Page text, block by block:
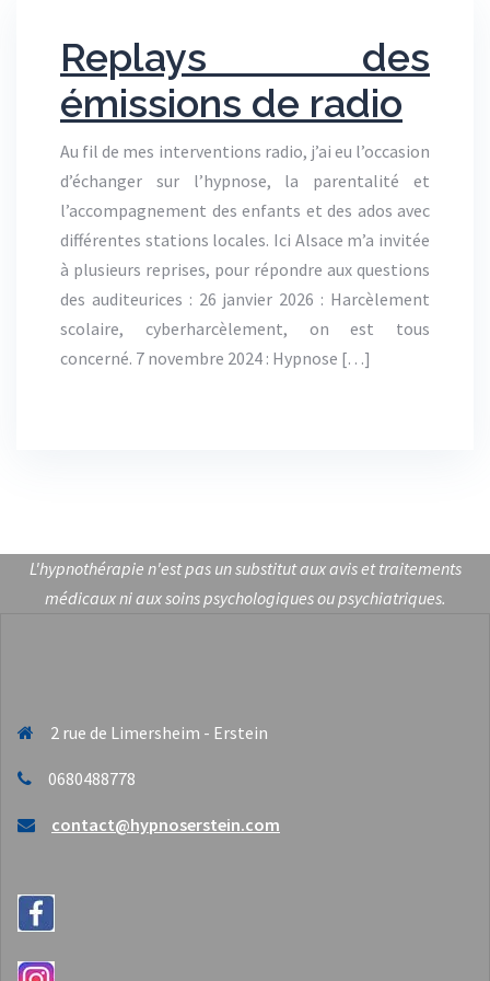
Replays des
émissions de radio
Au fil de mes interventions radio, j’ai eu l’occasion
d’échanger sur l’hypnose, la parentalité et
l’accompagnement des enfants et des ados avec
différentes stations locales. Ici Alsace m’a invitée
à plusieurs reprises, pour répondre aux questions
des auditeurices : 26 janvier 2026 : Harcèlement
scolaire, cyberharcèlement, on est tous
concerné. 7 novembre 2024 : Hypnose […]
L'hypnothérapie n'est pas un substitut aux avis et traitements
médicaux ni aux soins psychologiques ou psychiatriques.
2 rue de Limersheim - Erstein
0680488778
contact@hypnoserstein.com